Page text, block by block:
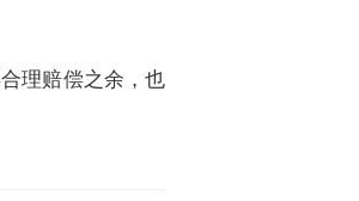
理赔偿之余，也